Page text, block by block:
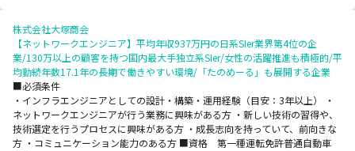
株式会社大塚商会
【ネットワークエンジニア】平均年収937万円の日系SIer業界第4位の企
業/130万以上の顧客を持つ国内最大手独立系SIer/女性の活躍推進も積極的/平
均勤続年数17.1年の長期で働きやすい環境/「たのめーる」も展開する企業
■必須条件
・インフラエンジニアとしての設計・構築・運用経験（目安：3年以上） ・
ネットワークエンジニアが行う業務に興味がある方 ・新しい技術の習得や、
技術選定を行うプロセスに興味がある方 ・成長志向を持っていて、前向きな
方 ・コミュニケーション能力のある方 ■資格 第一種運転免許普通自動車